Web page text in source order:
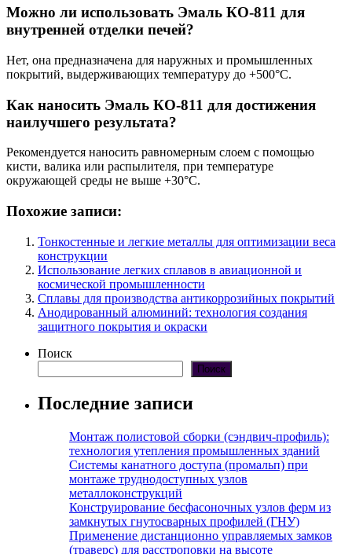
Можно ли использовать Эмаль КО-811 для
внутренней отделки печей?
Нет, она предназначена для наружных и промышленных
покрытий, выдерживающих температуру до +500°C.
Как наносить Эмаль КО-811 для достижения
наилучшего результата?
Рекомендуется наносить равномерным слоем с помощью
кисти, валика или распылителя, при температуре
окружающей среды не выше +30°C.
Похожие записи:
Тонкостенные и легкие металлы для оптимизации веса
конструкции
Использование легких сплавов в авиационной и
космической промышленности
Сплавы для производства антикоррозийных покрытий
Анодированный алюминий: технология создания
защитного покрытия и окраски
Поиск
Поиск
Последние записи
Монтаж полистовой сборки (сэндвич-профиль):
технология утепления промышленных зданий
Системы канатного доступа (промальп) при
монтаже труднодоступных узлов
металлоконструкций
Конструирование бесфасоночных узлов ферм из
замкнутых гнутосварных профилей (ГНУ)
Применение дистанционно управляемых замков
(траверс) для расстроповки на высоте